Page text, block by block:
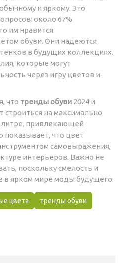
и яркому. Это
около 67%
им нравится
обуви. Они надеются
в будущих коллекциях.
которые могут
через игру цветов и
что тренды обуви 2024 и
на максимально
привлекающей
что цвет
самовыражения,
интерьеров. Важно не
поскольку смелость и
в ярком мире моды будущего.
цвета тренды обуви